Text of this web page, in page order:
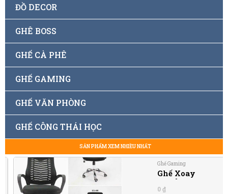
ĐỒ DECOR
GHÊ BOSS
GHẾ CÀ PHÊ
GHẾ GAMING
GHẾ VĂN PHÒNG
GHẾ CÔNG THÁI HỌC
SẢN PHẨM XEM NHIỀU NHẤT
Ghế Gaming
Ghế Xoay
₫